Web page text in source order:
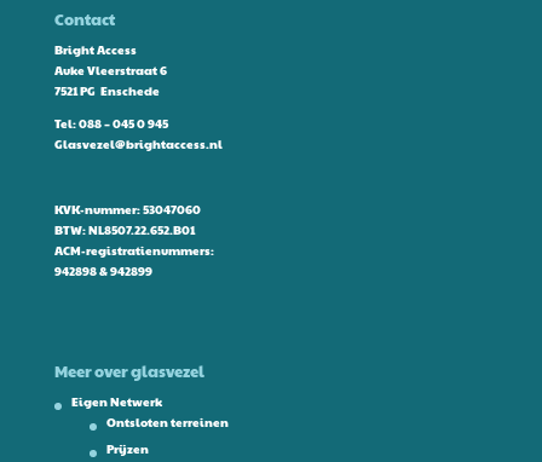
Contact
Bright Access
Auke Vleerstraat 6
7521 PG Enschede
Tel:088 – 045 0 945
Glasvezel@brightaccess.nl
KVK-nummer: 53047060
BTW: NL8507.22.652.B01
ACM-registratienummers:
942898 & 942899
Meer over glasvezel
Eigen Netwerk
Ontsloten terreinen
Prijzen